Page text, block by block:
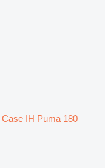
IH Puma 180